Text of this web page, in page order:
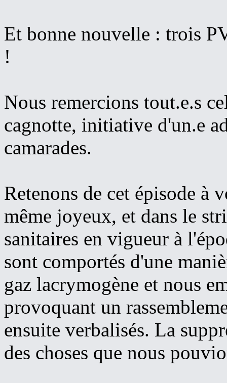
Et bonne nouvelle : trois
!
Nous remercions tout.e.s
cagnotte, initiative d'un.e
camarades.
Retenons de cet épisode à
même joyeux, et dans le
sanitaires en vigueur à
sont comportés d'une
gaz lacrymogène et nous
provoquant un
ensuite verbalisés. La
des choses que nous